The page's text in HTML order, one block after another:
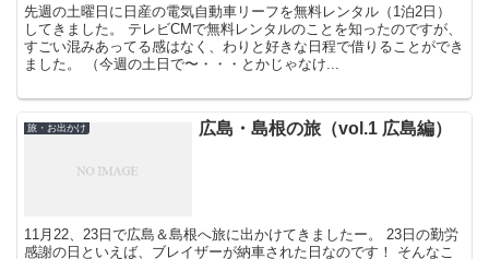
先週の土曜日に日産の電気自動車リーフを無料レンタル（1泊2日）
してきました。 テレビCMで無料レンタルのことを知ったのですが、
すごい混みあってる感はなく、わりと好きな日程で借りることができ
ました。 （今週の土日で〜・・・とかじゃなけ...
旅・お出かけ 広島・島根の旅（vol.1 広島編）
11月22、23日で広島＆島根へ旅に出かけてきましたー。 23日の勤労
感謝の日といえば、ブレイザーが納車された日なのです！ そんなこ